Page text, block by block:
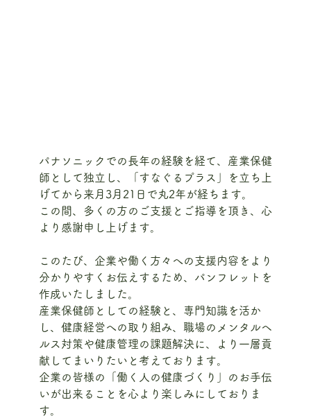
パナソニックでの長年の経験を経て、産業保健
師として独立し、「すなぐるプラス」を立ち上
げてから来月3月21日で丸2年が経ちます。
この間、多くの方のご支援とご指導を頂き、心
より感謝申し上げます。
このたび、企業や働く方々への支援内容をより
分かりやすくお伝えするため、パンフレットを
作成いたしました。
産業保健師としての経験と、専門知識を活か
し、健康経営への取り組み、職場のメンタルヘ
ルス対策や健康管理の課題解決に、より一層貢
献してまいりたいと考えております。
企業の皆様の「働く人の健康づくり」のお手伝
いが出来ることを心より楽しみにしておりま
す。